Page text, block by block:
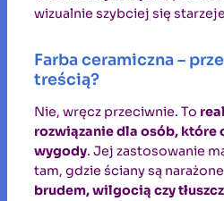
wizualnie szybciej się
Farba ceramiczna –
treścią?
Nie, wręcz przeciwnie. To
rozwiązanie dla osób, które
wygody. Jej zastosowanie
tam, gdzie ściany są
brudem, wilgocią czy